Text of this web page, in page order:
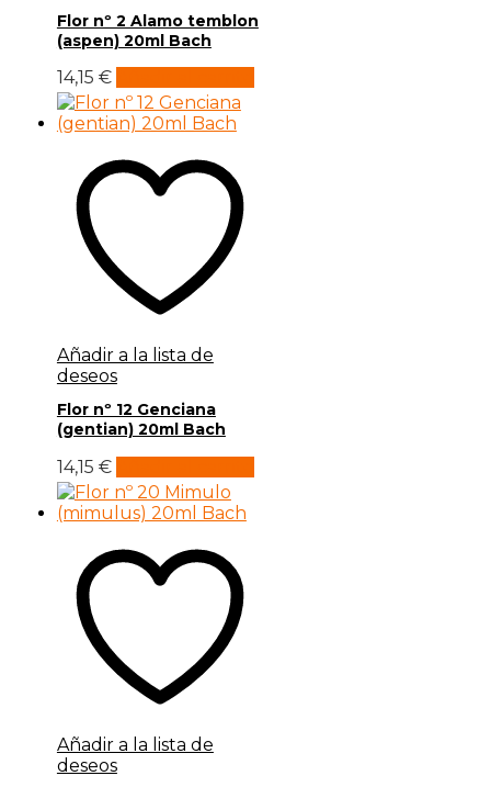
Flor nº 2 Alamo temblon
(aspen) 20ml Bach
14,15 €
Añadir a la lista de
deseos
Flor nº 12 Genciana
(gentian) 20ml Bach
14,15 €
Añadir a la lista de
deseos